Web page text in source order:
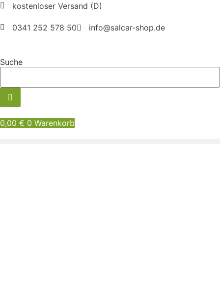
Zum
springen
kostenloser Versand (D)
0341 252 578 50 info@salcar-shop.de
Suche
0,00 € 0 Warenkorb